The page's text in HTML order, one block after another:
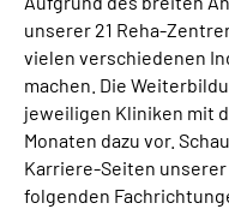
unserer 21 Reha-
vielen verschiedenen
machen. Die
jeweiligen Kliniken mit
Monaten dazu vor.
Karriere-Seiten
folgenden